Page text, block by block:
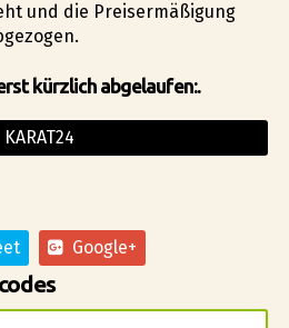
und die Preisermäßigung
kürzlich abgelaufen:.
KARAT24
Google+